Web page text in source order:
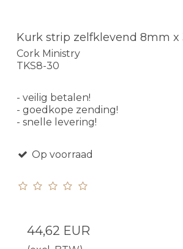
Kurk strip zelfklevend 8mm x
Cork Ministry
TKS8-30
- veilig betalen!
- goedkope zending!
- snelle levering!
Op voorraad
44,62 EUR